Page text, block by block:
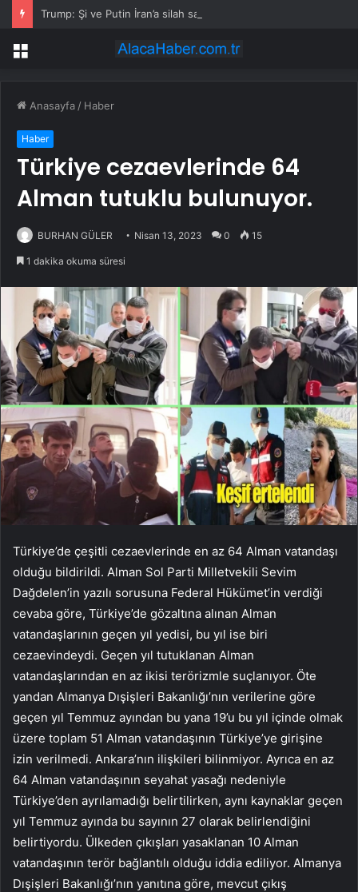
Trump: Şi ve Putin İran’a silah satmayacaklarını söyledi
Menü
Anasayfa / Haber
Haber
Türkiye cezaevlerinde 64
Alman tutuklu bulunuyor.
BURHAN GÜLER Nisan 13, 2023 0 15
1 dakika okuma süresi
Türkiye’de çeşitli cezaevlerinde en az 64 Alman vatandaşı
olduğu bildirildi. Alman Sol Parti Milletvekili Sevim
Dağdelen’in yazılı sorusuna Federal Hükümet’in verdiği
cevaba göre, Türkiye’de gözaltına alınan Alman
vatandaşlarının geçen yıl yedisi, bu yıl ise biri
cezaevindeydi. Geçen yıl tutuklanan Alman
vatandaşlarından en az ikisi terörizmle suçlanıyor. Öte
yandan Almanya Dışişleri Bakanlığı’nın verilerine göre
geçen yıl Temmuz ayından bu yana 19’u bu yıl içinde olmak
üzere toplam 51 Alman vatandaşının Türkiye’ye girişine
izin verilmedi. Ankara’nın ilişkileri bilinmiyor. Ayrıca en az
64 Alman vatandaşının seyahat yasağı nedeniyle
Türkiye’den ayrılamadığı belirtilirken, aynı kaynaklar geçen
yıl Temmuz ayında bu sayının 27 olarak belirlendiğini
belirtiyordu. Ülkeden çıkışları yasaklanan 10 Alman
vatandaşının terör bağlantılı olduğu iddia ediliyor. Almanya
Dışişleri Bakanlığı’nın yanıtına göre, mevcut çıkış